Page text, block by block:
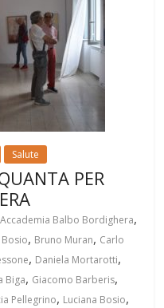
Salute
PER
Accademia Balbo Bordighera,
, Bruno Muran, Carlo
, Daniela Mortarotti,
Biga, Giacomo Barberis,
Pellegrino, Luciana Bosio,